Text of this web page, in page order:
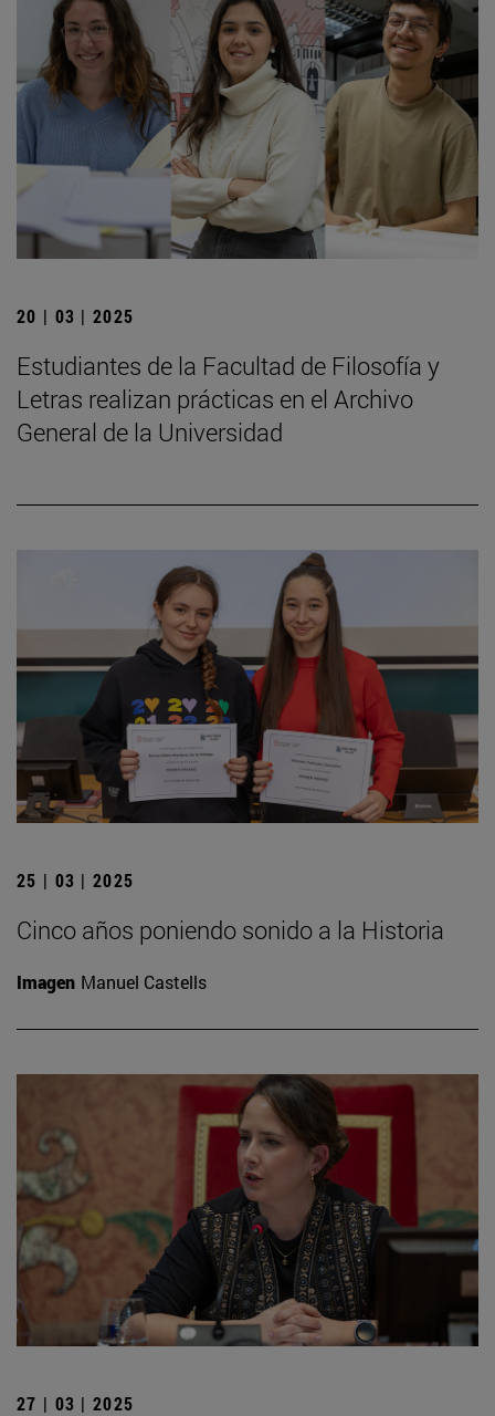
20 | 03 | 2025
Estudiantes de la Facultad de Filosofía y
Letras realizan prácticas en el Archivo
General de la Universidad
25 | 03 | 2025
Cinco años poniendo sonido a la Historia
Imagen Manuel Castells
27 | 03 | 2025